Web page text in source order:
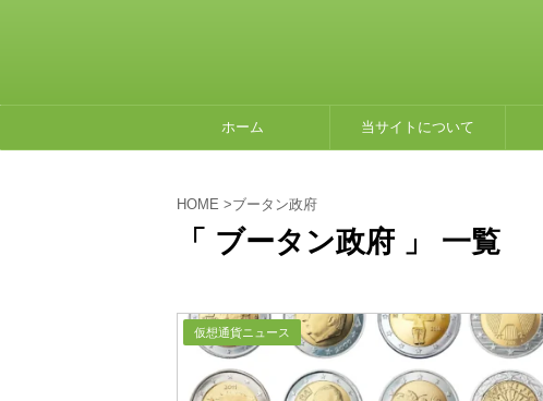
ホーム 当サイトについて
HOME >ブータン政府
「 ブータン政府 」 一覧
仮想通貨ニュース